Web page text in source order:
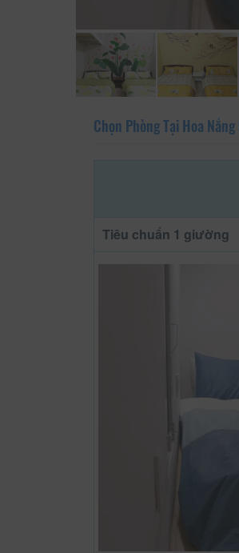
Chọn Phòng Tại Hoa
Tiêu chuẩn 1 giường